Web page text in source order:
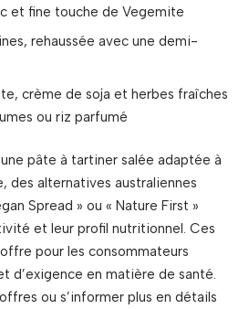
et fine touche de Vegemite
rehaussée avec une demi-
crème de soja et herbes fraîches
ou riz parfumé
pâte à tartiner salée adaptée à
des alternatives australiennes
Spread » ou « Nature First »
et leur profil nutritionnel. Ces
pour les consommateurs
d’exigence en matière de santé.
ou s’informer plus en détails